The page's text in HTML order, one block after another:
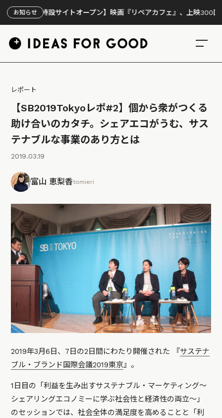
お知らせ
設サイトオープン】映画『リペアカフェ』、上映300回の先で見えて
レポート
【SB2019Tokyoレポ#2】個から衆がつくる
助け合いのカタチ。シェアエコがうむ、サス
テナブルな事業のあり方とは
2019.03.19
富山 恵梨香tomieri
2019年3月6日、7日の2日間にわたり開催された 『サステナ
ブル・ブランド国際会議2019東京』。
1日目の「利益を生み出すサステナブル・マーケティング〜
シェアリングエコノミーに学ぶ社会性と経済性の両立〜」
のセッションでは、社会全体の満足度を高めることと「利